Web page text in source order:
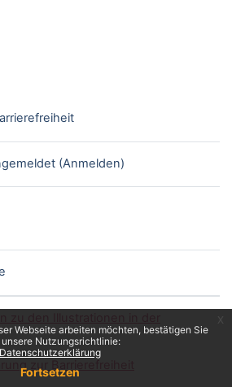
Webseite arbeiten möchten, bestätigen Sie
Nutzungsrichtlinie:
Datenschutzerklärung
Fortsetzen
(Anmelden)
zur Barrierefreiheit